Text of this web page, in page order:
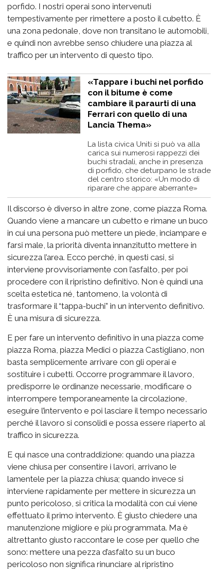
porfido. I nostri operai sono intervenuti
tempestivamente per rimettere a posto il cubetto. È
una zona pedonale, dove non transitano le automobili,
e quindi non avrebbe senso chiudere una piazza al
traffico per un intervento di questo tipo.
«Tappare i buchi nel porfido
con il bitume è come
cambiare il paraurti di una
Ferrari con quello di una
Lancia Thema»
La lista civica Uniti si può va alla
carica sui numerosi rappezzi dei
buchi stradali, anche in presenza
di porfido, che deturpano le strade
del centro storico: «Un modo di
riparare che appare aberrante»
Il discorso è diverso in altre zone, come piazza Roma.
Quando viene a mancare un cubetto e rimane un buco
in cui una persona può mettere un piede, inciampare e
farsi male, la priorità diventa innanzitutto mettere in
sicurezza l’area. Ecco perché, in questi casi, si
interviene provvisoriamente con l’asfalto, per poi
procedere con il ripristino definitivo. Non è quindi una
scelta estetica né, tantomeno, la volontà di
trasformare il “tappa-buchi” in un intervento definitivo.
È una misura di sicurezza.
E per fare un intervento definitivo in una piazza come
piazza Roma, piazza Medici o piazza Castigliano, non
basta semplicemente arrivare con gli operai e
sostituire i cubetti. Occorre programmare il lavoro,
predisporre le ordinanze necessarie, modificare o
interrompere temporaneamente la circolazione,
eseguire l’intervento e poi lasciare il tempo necessario
perché il lavoro si consolidi e possa essere riaperto al
traffico in sicurezza.
E qui nasce una contraddizione: quando una piazza
viene chiusa per consentire i lavori, arrivano le
lamentele per la piazza chiusa; quando invece si
interviene rapidamente per mettere in sicurezza un
punto pericoloso, si critica la modalità con cui viene
effettuato il primo intervento. È giusto chiedere una
manutenzione migliore e più programmata. Ma è
altrettanto giusto raccontare le cose per quello che
sono: mettere una pezza d’asfalto su un buco
pericoloso non significa rinunciare al ripristino